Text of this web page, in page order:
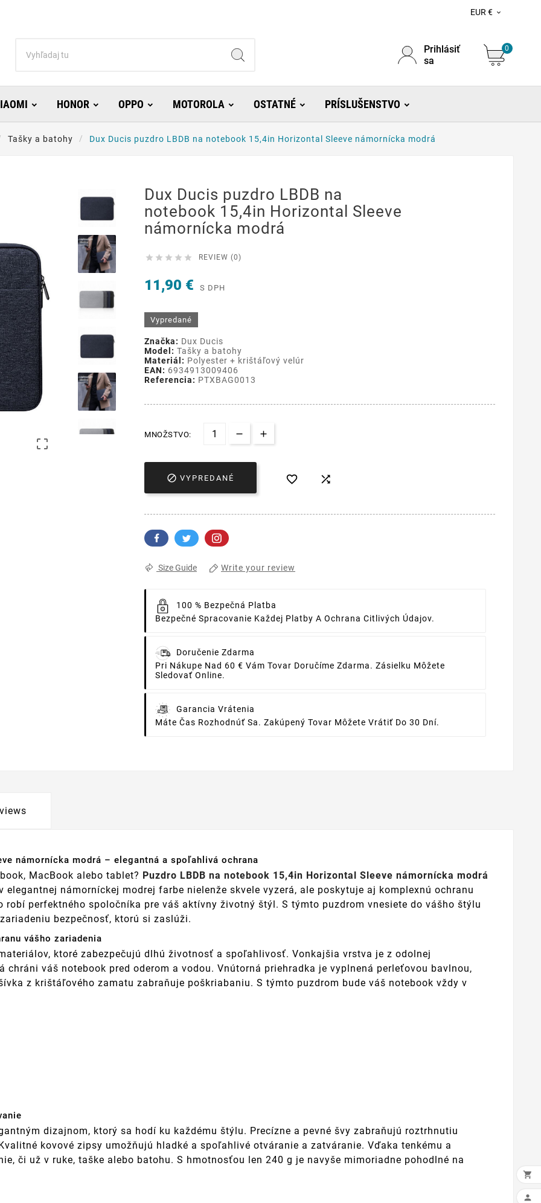
EUR € 
Prihlásiť
sa
0
HONOR OPPO MOTOROLA OSTATNÉ PRÍSLUŠENSTVO
Tašky a batohy Dux Ducis puzdro LBDB na notebook 15,4in Horizontal Sleeve námornícka modrá

Dux Ducis puzdro LBDB na
notebook 15,4in Horizontal Sleeve
námornícka modrá
     REVIEW (0)
11,90 € S DPH
Vypredané
Značka: Dux Ducis
Model: Tašky a batohy
Materiál: Polyester + krištáľový velúr
EAN: 6934913009406
Referencia: PTXBAG0013
MNOŽSTVO:
 VYPREDANÉ  
Size Guide Write your review
100 % Bezpečná Platba
Bezpečné Spracovanie Každej Platby A Ochrana Citlivých Údajov.
Doručenie Zdarma
Pri Nákupe Nad 60 € Vám Tovar Doručíme Zdarma. Zásielku Môžete
Sledovať Online.
Garancia Vrátenia
Máte Čas Rozhodnúť Sa. Zakúpený Tovar Môžete Vrátiť Do 30 Dní.
námornícka modrá – elegantná a spoľahlivá ochrana
MacBook alebo tablet? Puzdro LBDB na notebook 15,4in Horizontal Sleeve námornícka modrá
námorníckej modrej farbe nielenže skvele vyzerá, ale poskytuje aj komplexnú ochranu
robí perfektného spoločníka pre váš aktívny životný štýl. S týmto puzdrom vnesiete do vášho štýlu
bezpečnosť, ktorú si zaslúži.
vášho zariadenia
ktoré zabezpečujú dlhú životnosť a spoľahlivosť. Vonkajšia vrstva je z odolnej
váš notebook pred oderom a vodou. Vnútorná priehradka je vyplnená perleťovou bavlnou,
z krištáľového zamatu zabraňuje poškriabaniu. S týmto puzdrom bude váš notebook vždy v
dizajnom, ktorý sa hodí ku každému štýlu. Precízne a pevné švy zabraňujú roztrhnutiu
kovové zipsy umožňujú hladké a spoľahlivé otváranie a zatváranie. Vďaka tenkému a
či už v ruke, taške alebo batohu. S hmotnosťou len 240 g je navyše mimoriadne pohodlné na

